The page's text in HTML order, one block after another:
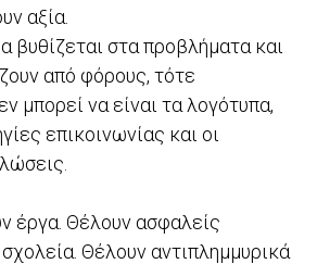
αξία.
στα προβλήματα και
από φόρους, τότε
μπορεί να είναι τα λογότυπα,
επικοινωνίας και οι
έργα. Θέλουν ασφαλείς
Θέλουν αντιπλημμυρικά